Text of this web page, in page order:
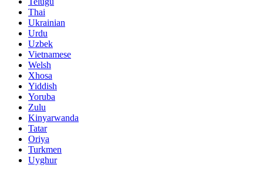
Thai
Ukrainian
Urdu
Uzbek
Vietnamese
Welsh
Xhosa
Yiddish
Yoruba
Zulu
Kinyarwanda
Tatar
Oriya
Turkmen
Uyghur